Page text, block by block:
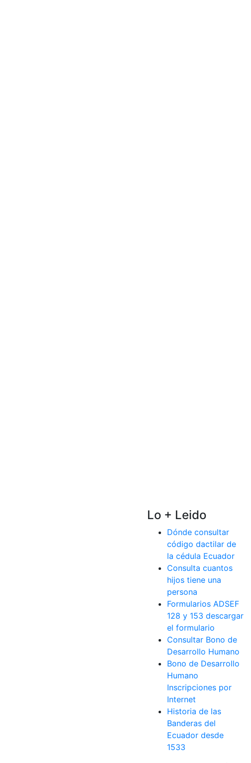
Lo + Leido
Dónde consultar
código dactilar de
la cédula Ecuador
Consulta cuantos
hijos tiene una
persona
Formularios ADSEF
128 y 153 descargar
el formulario
Consultar Bono de
Desarrollo Humano
Bono de Desarrollo
Humano
Inscripciones por
Internet
Historia de las
Banderas del
Ecuador desde
1533